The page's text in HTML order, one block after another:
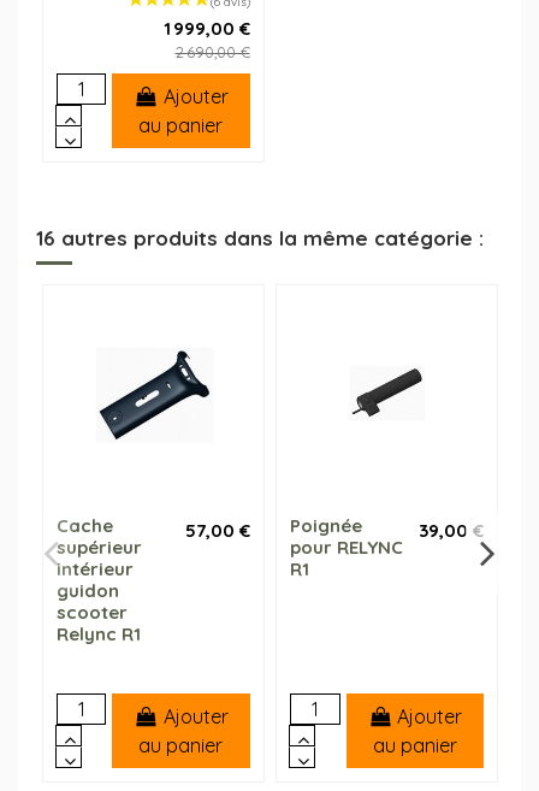
1 999,00 €
2 690,00 €
Ajouter
au panier
16 autres produits dans la même catégorie :
Cache
supérieur
intérieur
guidon
scooter
Relync R1
57,00 €
Ajouter
au panier
Poignée
pour RELYNC
R1
39,00 €
Ajouter
au panier